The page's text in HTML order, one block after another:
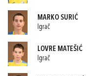
MARKO SURIĆ
Igrač
LOVRE MATEŠIĆ
Igrač